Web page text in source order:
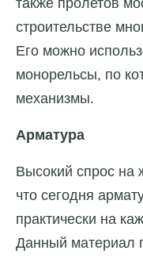
также пролетов
строительстве
Его можно
монорельсы, по
механизмы.
Арматура
Высокий спрос на
что сегодня
практически на
Данный материал